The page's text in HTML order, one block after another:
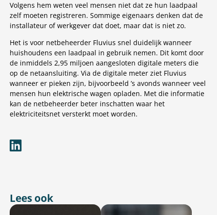
Volgens hem weten veel mensen niet dat ze hun laadpaal
zelf moeten registreren. Sommige eigenaars denken dat de
installateur of werkgever dat doet, maar dat is niet zo.
Het is voor netbeheerder Fluvius snel duidelijk wanneer
huishoudens een laadpaal in gebruik nemen. Dit komt door
de inmiddels 2,95 miljoen aangesloten digitale meters die
op de netaansluiting. Via de digitale meter ziet Fluvius
wanneer er pieken zijn, bijvoorbeeld ’s avonds wanneer veel
mensen hun elektrische wagen opladen. Met die informatie
kan de netbeheerder beter inschatten waar het
elektriciteitsnet versterkt moet worden.
Lees ook